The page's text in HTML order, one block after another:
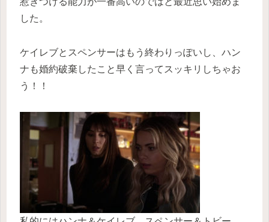
した。
ケイレブとスペンサーはもう終わりっぽいし、ハン
ナも婚約破棄したこと早く言ってスッキリしちゃお
う！！